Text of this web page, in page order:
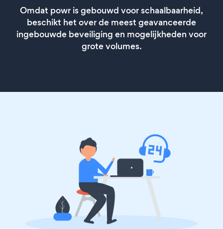
Omdat powr is gebouwd voor schaalbaarheid,
beschikt het over de meest geavanceerde
ingebouwde beveiliging en mogelijkheden voor
grote volumes.